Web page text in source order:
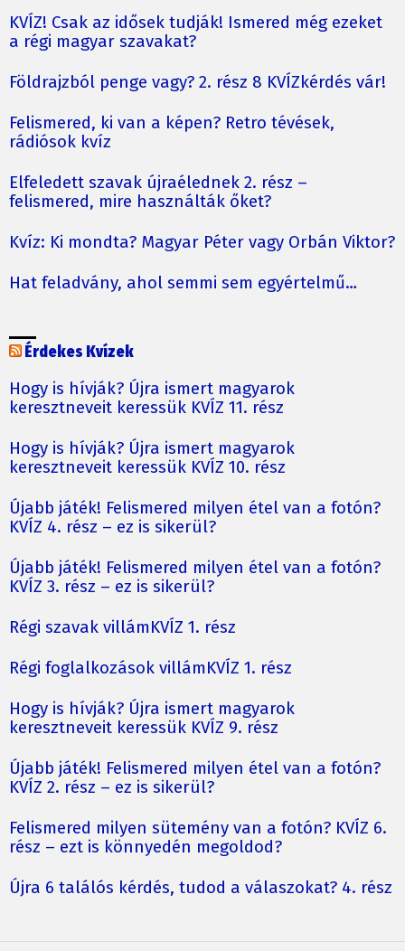
KVÍZ! Csak az idősek tudják! Ismered még ezeket
a régi magyar szavakat?
Földrajzból penge vagy? 2. rész 8 KVÍZkérdés vár!
Felismered, ki van a képen? Retro tévések,
rádiósok kvíz
Elfeledett szavak újraélednek 2. rész –
felismered, mire használták őket?
Kvíz: Ki mondta? Magyar Péter vagy Orbán Viktor?
Hat feladvány, ahol semmi sem egyértelmű…
Érdekes Kvízek
Hogy is hívják? Újra ismert magyarok
keresztneveit keressük KVÍZ 11. rész
Hogy is hívják? Újra ismert magyarok
keresztneveit keressük KVÍZ 10. rész
Újabb játék! Felismered milyen étel van a fotón?
KVÍZ 4. rész – ez is sikerül?
Újabb játék! Felismered milyen étel van a fotón?
KVÍZ 3. rész – ez is sikerül?
Régi szavak villámKVÍZ 1. rész
Régi foglalkozások villámKVÍZ 1. rész
Hogy is hívják? Újra ismert magyarok
keresztneveit keressük KVÍZ 9. rész
Újabb játék! Felismered milyen étel van a fotón?
KVÍZ 2. rész – ez is sikerül?
Felismered milyen sütemény van a fotón? KVÍZ 6.
rész – ezt is könnyedén megoldod?
Újra 6 találós kérdés, tudod a válaszokat? 4. rész